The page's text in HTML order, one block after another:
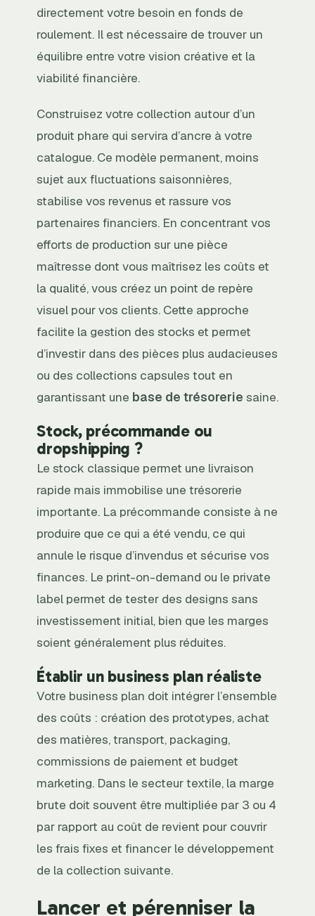
directement votre besoin en fonds de
roulement. Il est nécessaire de trouver un
équilibre entre votre vision créative et la
viabilité financière.
Construisez votre collection autour d’un
produit phare qui servira d’ancre à votre
catalogue. Ce modèle permanent, moins
sujet aux fluctuations saisonnières,
stabilise vos revenus et rassure vos
partenaires financiers. En concentrant vos
efforts de production sur une pièce
maîtresse dont vous maîtrisez les coûts et
la qualité, vous créez un point de repère
visuel pour vos clients. Cette approche
facilite la gestion des stocks et permet
d’investir dans des pièces plus audacieuses
ou des collections capsules tout en
garantissant une base de trésorerie saine.
Stock, précommande ou
dropshipping ?
Le stock classique permet une livraison
rapide mais immobilise une trésorerie
importante. La précommande consiste à ne
produire que ce qui a été vendu, ce qui
annule le risque d’invendus et sécurise vos
finances. Le print-on-demand ou le private
label permet de tester des designs sans
investissement initial, bien que les marges
soient généralement plus réduites.
Établir un business plan réaliste
Votre business plan doit intégrer l’ensemble
des coûts : création des prototypes, achat
des matières, transport, packaging,
commissions de paiement et budget
marketing. Dans le secteur textile, la marge
brute doit souvent être multipliée par 3 ou 4
par rapport au coût de revient pour couvrir
les frais fixes et financer le développement
de la collection suivante.
Lancer et pérenniser la